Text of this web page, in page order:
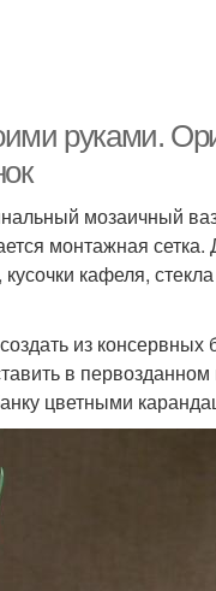
руками.
мозаичный
монтажная
кафеля,
из
в
цветными